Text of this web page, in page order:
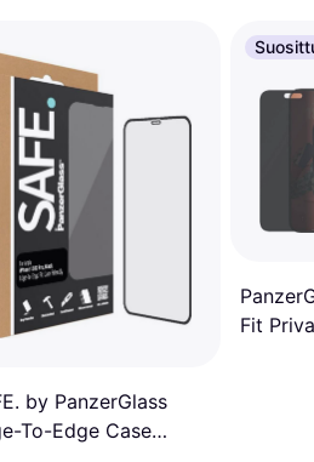
by PanzerGlass
To-Edge Case
Fit